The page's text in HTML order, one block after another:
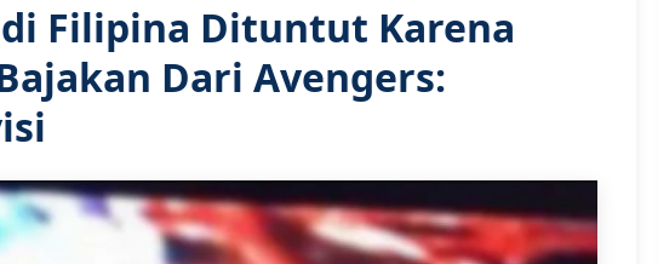
di Filipina Dituntut Karena
Dari Avengers: